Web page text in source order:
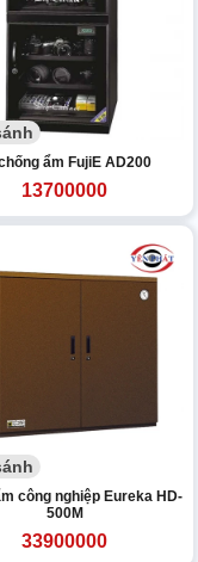
ẩm FujiE AD200
13700000
công nghiệp Eureka HD-
500M
33900000